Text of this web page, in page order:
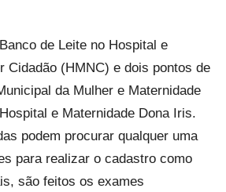
de Leite no Hospital e
Cidadão (HMNC) e dois pontos de
da Mulher e Maternidade
e Maternidade Dona Iris.
podem procurar qualquer uma
para realizar o cadastro como
são feitos os exames